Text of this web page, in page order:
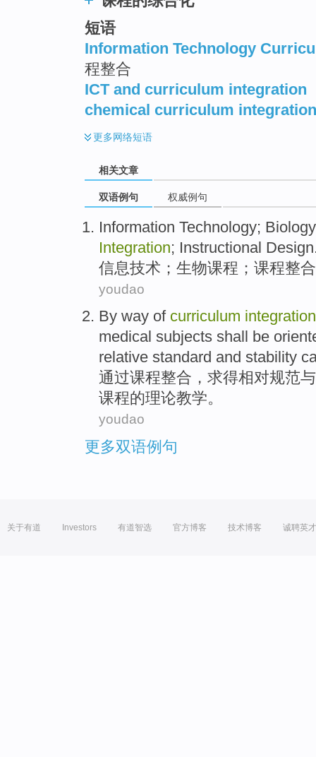
短语
Information Technology
程整合
ICT and curriculum integration
chemical curriculum integration
更多网络短语
相关文章
双语例句 权威例句
Information Technology; Biology
Integration; Instructional Design
信息技术 ； 生物课程 ；课程整合
youdao
By way of curriculum integration
medical subjects shall be
relative standard and stability
通过课程整合 ，求得相对规范与
课程的理论教学。
youdao
更多双语例句
关于有道 Investors 有道智选 官方博客 技术博客 诚聘英才